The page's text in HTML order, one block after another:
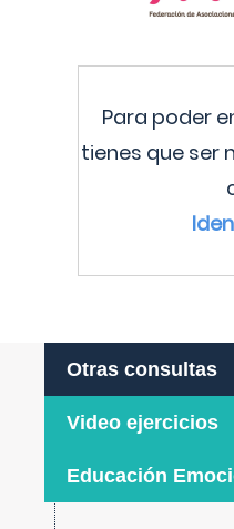
Para poder
tienes que ser
Otras consultas
Video ejercicios
Educación